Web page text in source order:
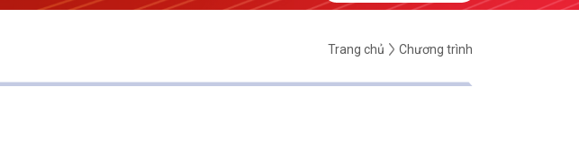
Trang chủ Chương trình